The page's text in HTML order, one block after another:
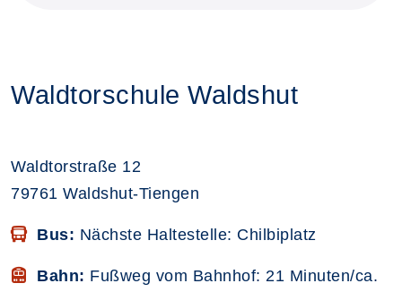
Waldtorschule Waldshut
Waldtorstraße 12
79761 Waldshut-Tiengen
Bus: Nächste Haltestelle: Chilbiplatz
Bahn: Fußweg vom Bahnhof: 21 Minuten/ca.